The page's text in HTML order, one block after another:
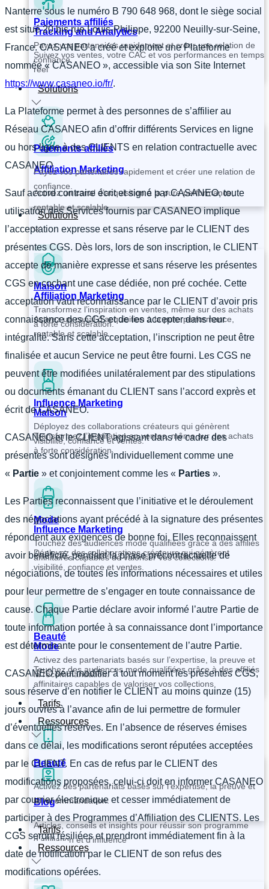
Paiements affiliés
Payez vos partenaires rapidement et créer une relation de
confiance.
Solutions
Affiliation Marketing
Activez un canal d’acquisition à la pure performance,
rentable et scalable.
Maison
Transformez l’inspiration en ventes, même sur des achats
à forte considération.
Influence Marketing
Déployez des collaborations créateurs qui génèrent
visibilité, confiance et ventes.
Mode
Touchez des audiences mode qualifiées grâce à des affiliés
affinitaires capables de valoriser vos collections.
Beauté
Activez des partenariats basés sur l’expertise, la preuve et
la recommandation.
Tarifs
Ressources
Blog
Articles, conseils et insights pour réussir son programme
d’affiliation et d’influence
Tracking and Analytics
Suivez vos ventes, votre CAC et vos performances en temps
réel
Paiements affiliés
Payez vos partenaires rapidement et créer une relation de
confiance.
Solutions
Affiliation Marketing
Activez un canal d’acquisition à la pure performance,
rentable et scalable.
Maison
Transformez l’inspiration en ventes, même sur des achats
à forte considération.
Influence Marketing
Déployez des collaborations créateurs qui génèrent
visibilité, confiance et ventes.
Mode
Touchez des audiences mode qualifiées grâce à des affiliés
affinitaires capables de valoriser vos collections.
Beauté
Activez des partenariats basés sur l’expertise, la preuve et
la recommandation.
Tarifs
Ressources
Nanterre sous le numéro B 790 648 968, dont le siège social
est situé 20 bis rue Louis-Philippe, 92200 Neuilly-sur-Seine,
France. CASANEO a créé et exploite une Plateforme
nommée « CASANEO », accessible via son Site Internet
https://www.casaneo.io/fr/.
La Plateforme permet à des personnes de s’affilier au
Réseau CASANEO afin d’offrir différents Services en ligne
ou hors ligne à des CLIENTS en relation contractuelle avec
CASANEO
Sauf accord contraire écrit et signé par CASANEO, toute
utilisation des Services fournis par CASANEO implique
l’acceptation expresse et sans réserve par le CLIENT des
présentes CGS. Dès lors, lors de son inscription, le CLIENT
accepte de manière expresse et sans réserve les présentes
CGS en cochant une case dédiée, non pré cochée. Cette
acceptation vaut reconnaissance par le CLIENT d’avoir pris
connaissance des CGS et de les accepter dans leur
intégralité. Sans cette acceptation, l’inscription ne peut être
finalisée et aucun Service ne peut être fourni. Les CGS ne
peuvent être modifiées unilatéralement par des stipulations
ou documents émanant du CLIENT sans l’accord exprès et
écrit de CASANEO.
CASANEO et le CLIENT agissant dans le cadre des
présentes sont désignés individuellement comme une
« Partie » et conjointement comme les « Parties ».
Les Parties reconnaissent que l’initiative et le déroulement
des négociations ayant précédé à la signature des présentes
répondent aux exigences de bonne foi. Elles reconnaissent
avoir bénéficié, pendant la phase précontractuelle de
négociations, de toutes les informations nécessaires et utiles
pour leur permettre de s’engager en toute connaissance de
cause. Chaque Partie déclare avoir informé l’autre Partie de
toute information portée à sa connaissance dont l’importance
est déterminante pour le consentement de l’autre Partie.
CASANEO peut modifier à tout moment les présentes CGS,
sous réserve d’en notifier le CLIENT au moins quinze (15)
jours ouvrés à l’avance afin de lui permettre de formuler
d’éventuelles réserves. En l’absence de réserves émises
dans ce délai, les modifications seront réputées acceptées
par le CLIENT. En cas de refus par le CLIENT des
modifications proposées, celui-ci doit en informer CASANEO
par courrier électronique et cesser immédiatement de
participer à des Programmes d’Affiliation des CLIENTS. Les
CGS seront résiliées et prendront immédiatement fin à la
date de notification par le CLIENT de son refus des
modifications opérées.